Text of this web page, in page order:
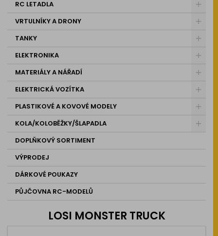
RC LETADLA
VRTULNÍKY A DRONY
TANKY
ELEKTRONIKA
MATERIÁLY A NÁŘADÍ
ELEKTRICKÁ VOZÍTKA
PLASTIKOVÉ A KOVOVÉ MODELY
KOLA/KOLOBĚŽKY/ŠLAPADLA
DOPLŇKOVÝ SORTIMENT
VÝPRODEJ
DÁRKOVÉ POUKAZY
PŮJČOVNA RC-MODELŮ
LOSI MONSTER TRUCK